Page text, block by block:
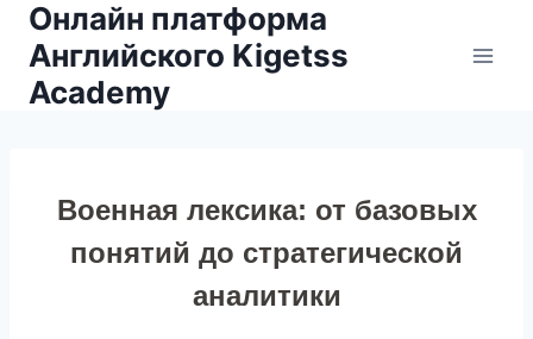
Онлайн платформа
Английского Kigetss
Academy
Военная лексика: от базовых
понятий до стратегической
аналитики